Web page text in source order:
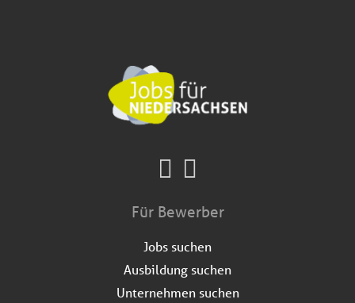
Für Bewerber
Jobs suchen
Ausbildung suchen
Unternehmen suchen